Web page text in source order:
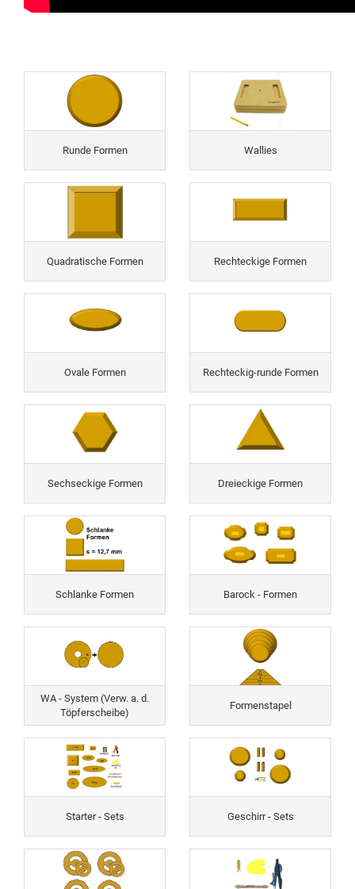
Runde Formen Wallies
Quadratische Formen Rechteckige Formen
Ovale Formen Rechteckig-runde Formen
Sechseckige Formen Dreieckige Formen
Schlanke Formen Barock - Formen
WA - System (Verw. a. d.
Töpferscheibe)
Formenstapel
Starter - Sets Geschirr - Sets